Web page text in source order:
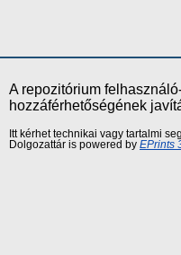
A repozitórium
hozzáférhetőségének
Itt kérhet technikai vagy tartalmi
Dolgozattár is powered by EPrints